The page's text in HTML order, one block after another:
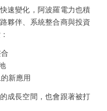
速變化，阿波羅電力也積
夥伴、系統整合商與投資
新應用
成長空間，也會跟著被打